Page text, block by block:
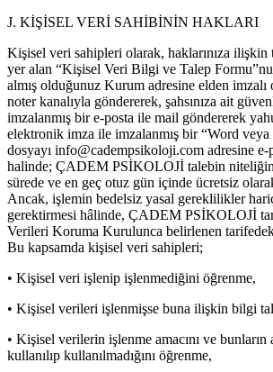
J. KİŞİSEL VERİ SAHİBİNİN HAKLARI
Kişisel veri sahipleri olarak, haklarınıza ilişkin
yer alan “Kişisel Veri Bilgi ve Talep
almış olduğunuz Kurum adresine elden imzalı
noter kanalıyla göndererek, şahsınıza ait
imzalanmış bir e-posta ile mail göndererek
elektronik imza ile imzalanmış bir “Word veya
dosyayı info@cadempsikoloji.com adresine
halinde; ÇADEM PSİKOLOJİ talebin
sürede ve en geç otuz gün içinde ücretsiz
Ancak, işlemin bedelsiz yasal gereklilikler
gerektirmesi hâlinde, ÇADEM PSİKOLOJİ
Verileri Koruma Kurulunca belirlenen
Bu kapsamda kişisel veri sahipleri;
• Kişisel veri işlenip işlenmediğini öğrenme,
• Kişisel verileri işlenmişse buna ilişkin bilgi
• Kişisel verilerin işlenme amacını ve bunların
kullanılıp kullanılmadığını öğrenme,